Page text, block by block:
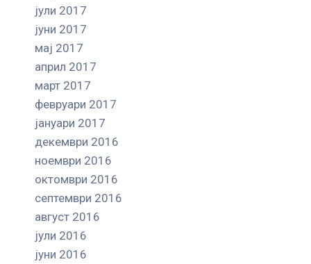
јули 2017
јуни 2017
мај 2017
април 2017
март 2017
февруари 2017
јануари 2017
декември 2016
ноември 2016
октомври 2016
септември 2016
август 2016
јули 2016
јуни 2016